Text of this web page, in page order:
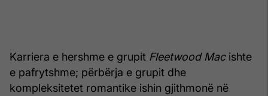
Karriera e hershme e grupit Fleetwood Macishte
e pafrytshme; përbërja e grupit dhe
kompleksitetet romantike ishin gjithmonë në